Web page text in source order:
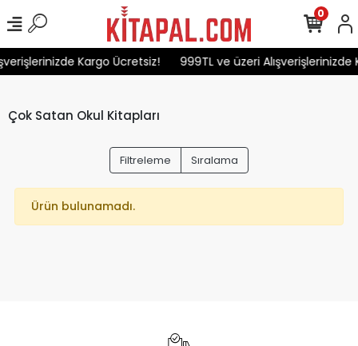
Kargo Ücretsiz! 999TL ve üzeri Alışverişlerinizde
0
Çok Satan Okul Kitapları
Filtreleme Sıralama
Ürün bulunamadı.